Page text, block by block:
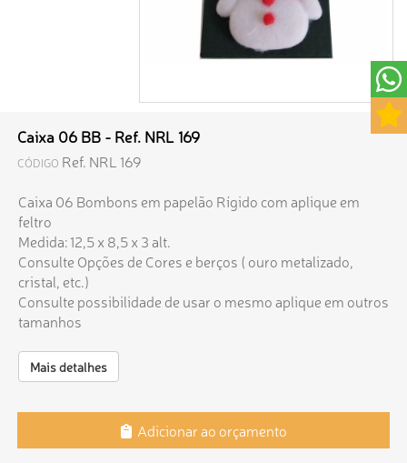
Caixa 06 BB - Ref. NRL 169
CÓDIGO Ref. NRL 169
Caixa 06 Bombons em papelão Rígido com aplique em
feltro
Medida: 12,5 x 8,5 x 3 alt.
Consulte Opções de Cores e berços ( ouro metalizado,
cristal, etc.)
Consulte possibilidade de usar o mesmo aplique em outros
tamanhos
Mais detalhes
Adicionar ao orçamento